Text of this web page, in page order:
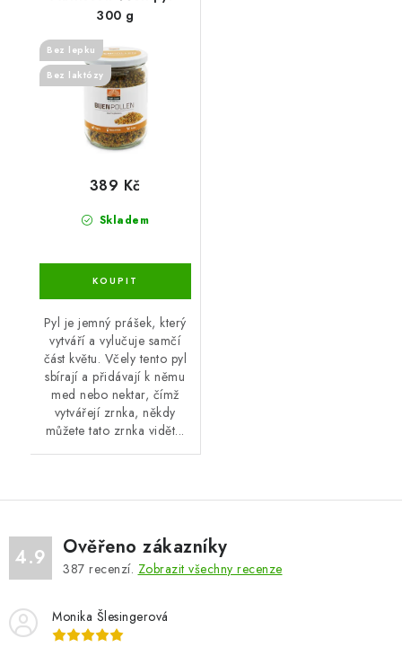
300 g
Bez lepku
Bez laktózy
Skladem
389 Kč
Pyl je jemný prášek, který
vytváří a vylučuje samčí
část květu. Včely tento pyl
sbírají a přidávají k němu
med nebo nektar, čímž
vytvářejí zrnka, někdy
můžete tato zrnka vidět...
4.9 Ověřeno zákazníky
387 recenzí. Zobrazit všechny recenze
Monika Šlesingerová